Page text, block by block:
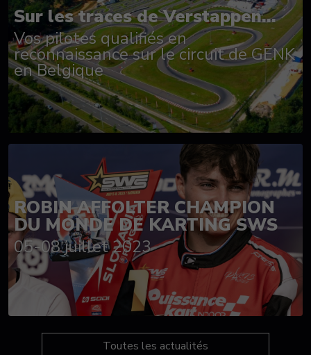
Sur les traces de Verstappen...
Vos pilotes qualifiés en
reconnaissance sur le circuit de GENK
en Belgique
ROBIN AFFOLTER CHAMPION
DU MONDE DE KARTING SWS
05-08 juillet 2023
Toutes les actualités